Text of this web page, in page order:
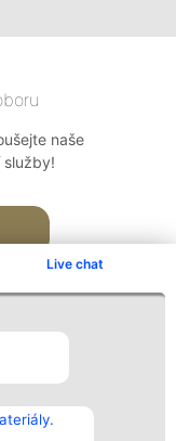
Live chat
naše
služby!
Kontakt